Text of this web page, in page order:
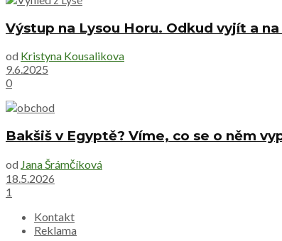
Výstup na Lysou Horu. Odkud vyjít a
od Kristyna Kousalikova
9.6.2025
0
Bakšiš v Egyptě? Víme, co se o něm
od Jana Šrámčíková
18.5.2026
1
Kontakt
Reklama